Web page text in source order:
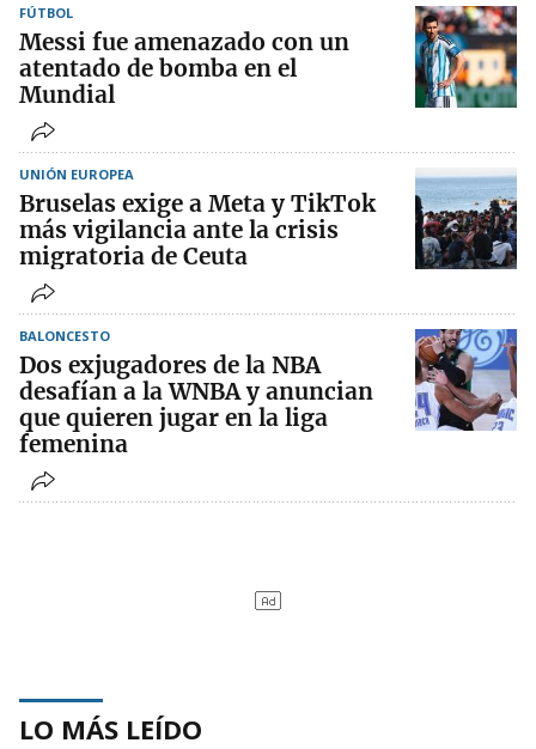
FÚTBOL
Messi fue amenazado con un
atentado de bomba en el
Mundial
UNIÓN EUROPEA
Bruselas exige a Meta y TikTok
más vigilancia ante la crisis
migratoria de Ceuta
BALONCESTO
Dos exjugadores de la NBA
desafían a la WNBA y anuncian
que quieren jugar en la liga
femenina
LO MÁS LEÍDO